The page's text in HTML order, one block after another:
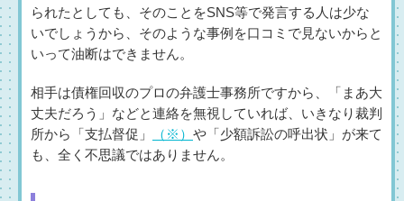
られたとしても、そのことをSNS等で発言する人は少な
いでしょうから、そのような事例を口コミで見ないからと
いって油断はできません。
相手は債権回収のプロの弁護士事務所ですから、「まあ大
丈夫だろう」などと連絡を無視していれば、いきなり裁判
所から「支払督促」
（※） や「少額訴訟の呼出状」が来て
も、全く不思議ではありません。